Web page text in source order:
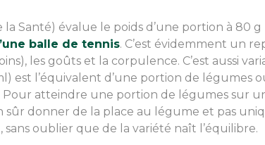
la Santé) évalue le poids d’une portion à 80
balle de tennis. C’est évidemment un
les goûts et la corpulence. C’est aussi
est l’équivalent d’une portion de légumes
atteindre une portion de légumes sur
donner de la place au légume et pas
sans oublier que de la variété naît l’équilibre.